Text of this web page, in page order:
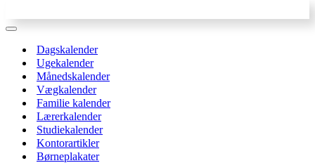
Navigation
Dagskalender
Ugekalender
Månedskalender
Vægkalender
Familie kalender
Lærerkalender
Studiekalender
Kontorartikler
Børneplakater